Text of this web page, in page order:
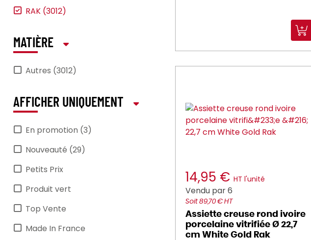
RAK (3012)
MATIÈRE
Autres (3012)
AFFICHER UNIQUEMENT
En promotion (3)
Nouveauté (29)
Petits Prix
Produit vert
Top Vente
Made In France
14,95 € HT l'unité
Vendu par 6
Soit 89,70 € HT
Assiette creuse rond ivoire
porcelaine vitrifiée Ø 22,7
cm White Gold Rak